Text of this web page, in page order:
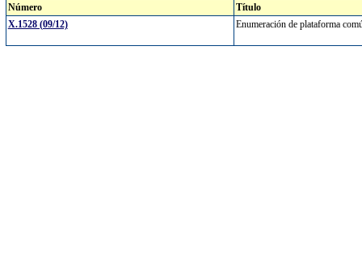
Número
Título
X.1528 (09/12)
Enumeración de plataforma